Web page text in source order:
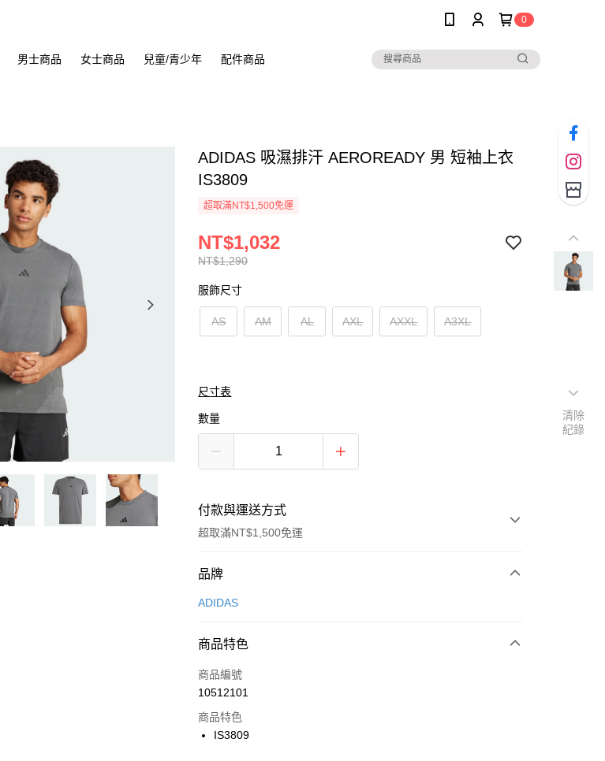
0
男士商品 女士商品 兒童/青少年 配件商品
ADIDAS 吸濕排汗 AEROREADY 男 短袖上衣
IS3809
超取滿NT$1,500免運
NT$1,290
NT$1,032
服飾尺寸
AS AM AL AXL AXXL A3XL
尺寸表
數量
付款與運送方式
超取滿NT$1,500免運
付款方式
信用卡一次付款
合作金庫商業銀行
華南商業銀行
上海商業儲蓄銀行
國泰世華商業銀行
LINE Pay
Apple Pay
品牌
ADIDAS
商品特色
商品編號
10512101
商品特色
IS3809
清除
紀錄